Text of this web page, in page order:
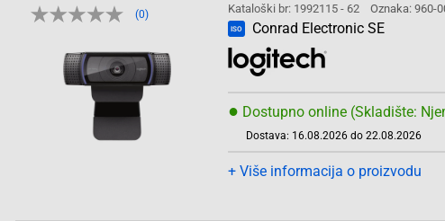
(0) Kataloški br: 1992115 - 62 Oznaka: 960-
ISO Conrad Electronic SE
● Dostupno online (Skladište:
Dostava: 16.08.2026 do 22.08.2026
+ Više informacija o proizvodu